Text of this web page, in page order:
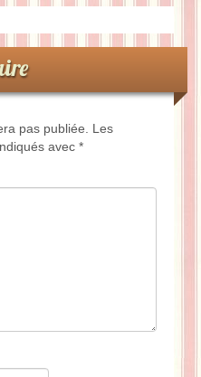
pas publiée.
Les
avec *